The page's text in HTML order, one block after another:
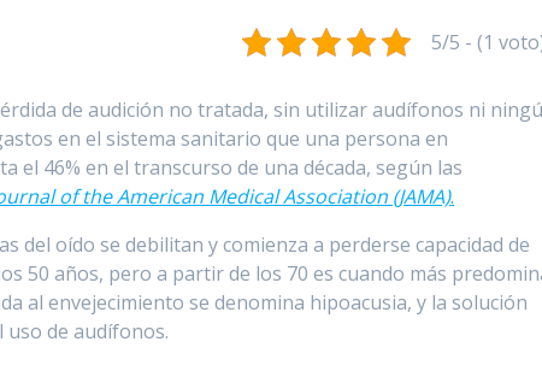
5/5 - (1
de audición no tratada, sin utilizar audífonos ni
en el sistema sanitario que una persona en
el 46% en el transcurso de una década, según las
of the American Medical Association (JAMA).
del oído se debilitan y comienza a perderse capacidad de
50 años, pero a partir de los 70 es cuando más
al envejecimiento se denomina hipoacusia, y la solución
uso de audífonos.